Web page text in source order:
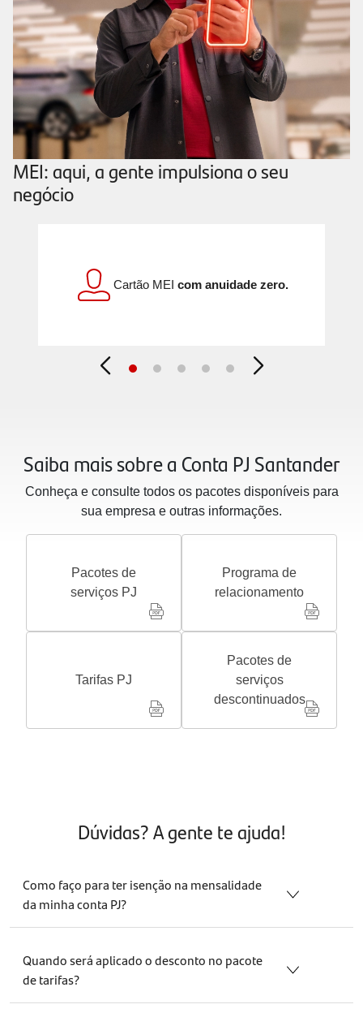
MEI: aqui, a gente impulsiona o seu
negócio
Cartão MEI com anuidade zero.
Saiba mais sobre a Conta PJ Santander
Conheça e consulte todos os pacotes disponíveis para
sua empresa e outras informações.
Pacotes de
serviços PJ
Programa de
relacionamento
Tarifas PJ
Pacotes de
serviços
descontinuados
Dúvidas? A gente te ajuda!
Como faço para ter isenção na mensalidade
da minha conta PJ?
automático na sua conta do Santander Empresas garante
100% de isenção.
A regra é simples, paga o DAS agora, isenta daqui a 2
Quando será aplicado o desconto no pacote
de tarifas?